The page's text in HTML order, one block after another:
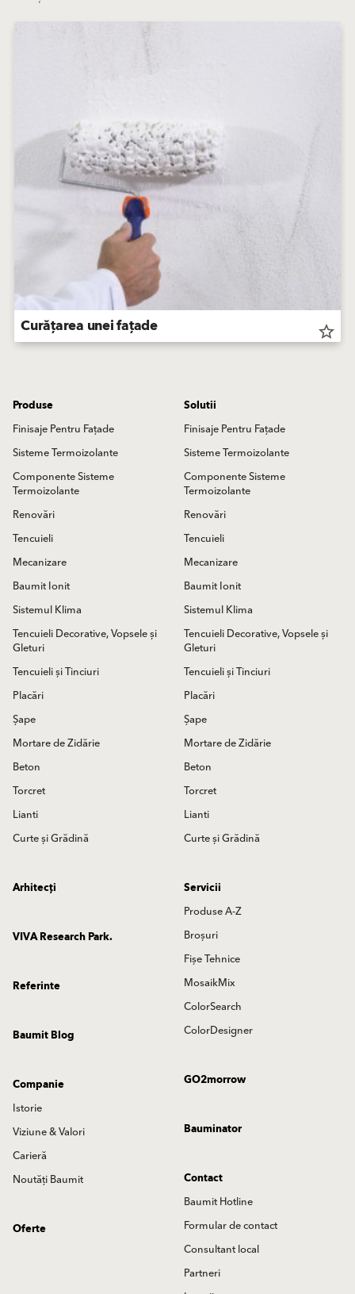
Curățarea unei fațade star_border
Produse
Finisaje Pentru Fațade
Sisteme Termoizolante
Componente Sisteme
Termoizolante
Renovări
Tencuieli
Mecanizare
Baumit Ionit
Sistemul Klima
Tencuieli Decorative, Vopsele și
Gleturi
Tencuieli și Tinciuri
Placări
Șape
Mortare de Zidărie
Beton
Torcret
Lianti
Curte și Grădină
Solutii
Finisaje Pentru Fațade
Sisteme Termoizolante
Componente Sisteme
Termoizolante
Renovări
Tencuieli
Mecanizare
Baumit Ionit
Sistemul Klima
Tencuieli Decorative, Vopsele și
Gleturi
Tencuieli și Tinciuri
Placări
Șape
Mortare de Zidărie
Beton
Torcret
Lianti
Curte și Grădină
Arhitecți
Servicii
Produse A-Z
Broșuri
Fișe Tehnice
MosaikMix
ColorSearch
ColorDesigner
VIVA Research Park.
Referinte
Baumit Blog
GO2morrow
Companie
Istorie
Viziune & Valori
Carieră
Noutăți Baumit
Bauminator
Contact
Baumit Hotline
Formular de contact
Consultant local
Partneri
Oferte